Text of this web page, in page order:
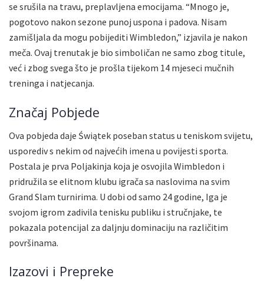
se srušila na travu, preplavljena emocijama. “Mnogo je,
pogotovo nakon sezone punoj uspona i padova. Nisam
zamišljala da mogu pobijediti Wimbledon,” izjavila je nakon
meča. Ovaj trenutak je bio simboličan ne samo zbog titule,
već i zbog svega što je prošla tijekom 14 mjeseci mučnih
treninga i natjecanja.
Značaj Pobjede
Ova pobjeda daje Świątek poseban status u teniskom svijetu,
usporediv s nekim od najvećih imena u povijesti sporta.
Postala je prva Poljakinja koja je osvojila Wimbledon i
pridružila se elitnom klubu igrača sa naslovima na svim
Grand Slam turnirima. U dobi od samo 24 godine, Iga je
svojom igrom zadivila tenisku publiku i stručnjake, te
pokazala potencijal za daljnju dominaciju na različitim
površinama.
Izazovi i Prepreke